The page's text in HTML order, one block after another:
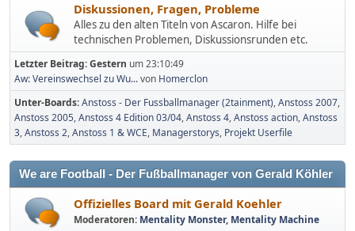
Diskussionen, Fragen, Probleme
Alles zu den alten Titeln von Ascaron. Hilfe bei
technischen Problemen, Diskussionsrunden etc.
Letzter Beitrag:Gestern um 23:10:49
Aw: Vereinswechsel zu Wu...von Homerclon
Unter-Boards Anstoss - Der Fussballmanager (2tainment) Anstoss 2007
Anstoss 2005 Anstoss 4 Edition 03/04 Anstoss 4 Anstoss action Anstoss
3 Anstoss 2 Anstoss 1 & WCE Managerstorys Projekt Userfile
We are Football - Der Fußballmanager von Gerald Köhler
Offizielles Board mit Gerald Koehler
Moderatoren: Mentality Monster, Mentality Machine